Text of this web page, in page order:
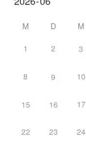
M D M
1 2 3
8 9 10
15 16 17
22 23 24